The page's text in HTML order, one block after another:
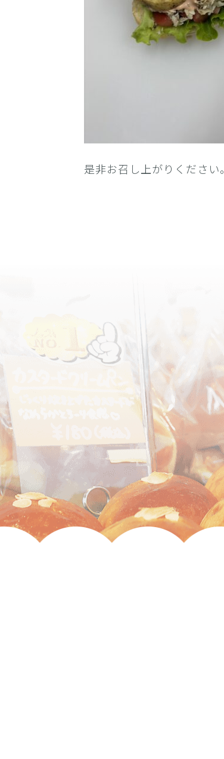
是非お召し上がりください。